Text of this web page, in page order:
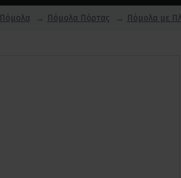
Πόμολα Πόμολα Πόρτας Πόμολα με